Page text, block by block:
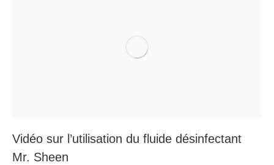
Vidéo sur l’utilisation du fluide désinfectant
Mr. Sheen